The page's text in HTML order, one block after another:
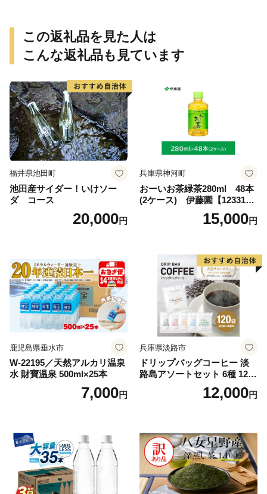
この返礼品を見た人は
こんな返礼品も見ています
福井県池田町
池田産サイダー！いけソー
ダ コース
20,000円
兵庫県神河町
おーいお茶緑茶280ml 48本
(2ケース) 伊藤園【123317
15,000円
鹿児島県垂水市
W-22195／天然アルカリ温泉
水 財寶温泉 500ml×25本
7,000円
兵庫県淡路市
ドリップバッグコーヒー 淡
路島アソートセット 6種 120
袋 飲み比べ コーヒー
12,000円